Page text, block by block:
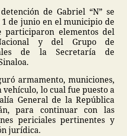
de Gabriel “N” se
de junio en el municipio de
participaron elementos del
y del Grupo de
de la Secretaría de
armamento, municiones,
lo cual fue puesto a
General de la República
para continuar con las
periciales pertinentes y
jurídica.